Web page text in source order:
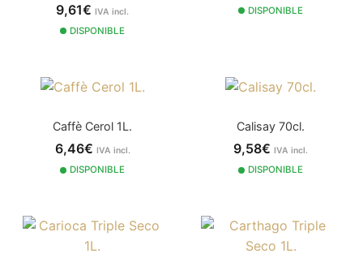
9,61€ IVA incl.
DISPONIBLE
DISPONIBLE
Caffè Cerol 1L.
6,46€ IVA incl.
DISPONIBLE
Calisay 70cl.
9,58€ IVA incl.
DISPONIBLE